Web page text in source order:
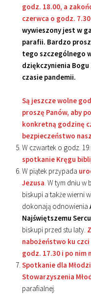
godz. 18.00, a
czerwca o godz.
wywieszony jest w
parafii. Bardzo
tego szczególnego
dziękczynienia Bogu
czasie pandemii.
Są jeszcze wolne
proszę Panów, aby
konkretną godzinę
bezpieczeństwo
W czwartek o godz.
spotkanie Kręgu
W piątek przypada
Jezusa. W tym dniu w
biskupi a także wierni
dokonają odnowienia
Najświętszemu
biskupi przed stu laty.
nabożeństwo ku
godz. 17.30 i po nim
Spotkanie dla
Stowarzyszenia
parafialnej.